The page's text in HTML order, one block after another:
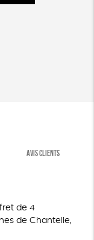
AVIS CLIENTS
de 4
de Chantelle,